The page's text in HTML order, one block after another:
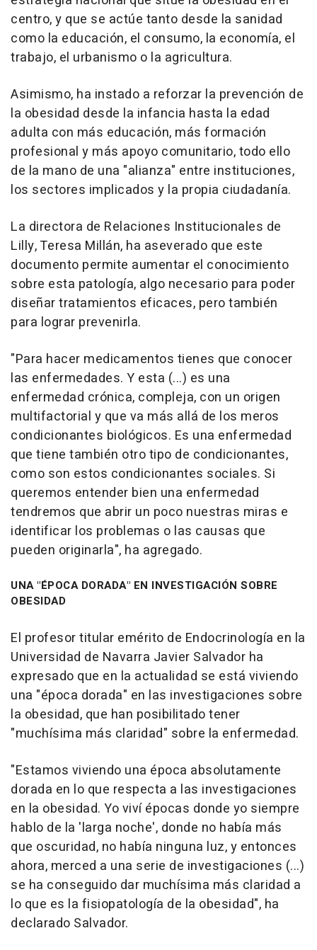
centro, y que se actúe tanto desde la sanidad
como la educación, el consumo, la economía, el
trabajo, el urbanismo o la agricultura.
Asimismo, ha instado a reforzar la prevención de
la obesidad desde la infancia hasta la edad
adulta con más educación, más formación
profesional y más apoyo comunitario, todo ello
de la mano de una "alianza" entre instituciones,
los sectores implicados y la propia ciudadanía.
La directora de Relaciones Institucionales de
Lilly, Teresa Millán, ha aseverado que este
documento permite aumentar el conocimiento
sobre esta patología, algo necesario para poder
diseñar tratamientos eficaces, pero también
para lograr prevenirla.
"Para hacer medicamentos tienes que conocer
las enfermedades. Y esta (...) es una
enfermedad crónica, compleja, con un origen
multifactorial y que va más allá de los meros
condicionantes biológicos. Es una enfermedad
que tiene también otro tipo de condicionantes,
como son estos condicionantes sociales. Si
queremos entender bien una enfermedad
tendremos que abrir un poco nuestras miras e
identificar los problemas o las causas que
pueden originarla", ha agregado.
UNA "ÉPOCA DORADA" EN INVESTIGACIÓN SOBRE
OBESIDAD
El profesor titular emérito de Endocrinología en la
Universidad de Navarra Javier Salvador ha
expresado que en la actualidad se está viviendo
una "época dorada" en las investigaciones sobre
la obesidad, que han posibilitado tener
"muchísima más claridad" sobre la enfermedad.
"Estamos viviendo una época absolutamente
dorada en lo que respecta a las investigaciones
en la obesidad. Yo viví épocas donde yo siempre
hablo de la 'larga noche', donde no había más
que oscuridad, no había ninguna luz, y entonces
ahora, merced a una serie de investigaciones (...)
se ha conseguido dar muchísima más claridad a
lo que es la fisiopatología de la obesidad", ha
declarado Salvador.